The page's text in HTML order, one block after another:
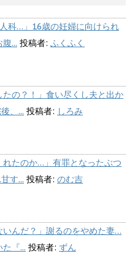
人科…」16歳の妊婦に向けられ
... 投稿者: ふくふく
たの？！」食い尽くし夫と出か
、... 投稿者: しろみ
れたのか…」有罪となったぶつ
す... 投稿者: のむ吉
いんだ？」謝るのをやめた妻…
『... 投稿者: ずん